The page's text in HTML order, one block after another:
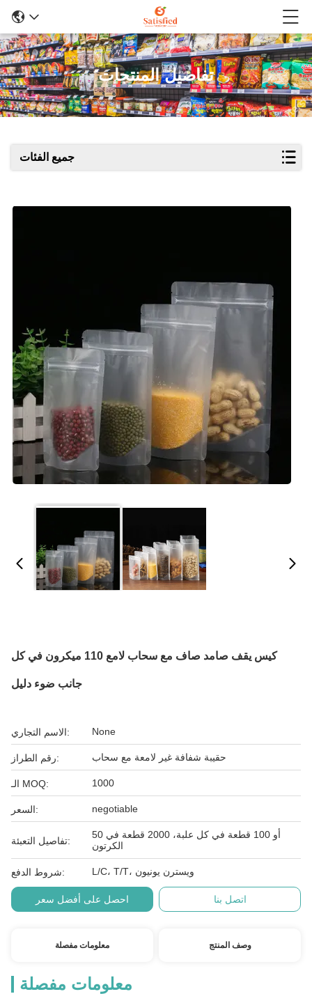
تفاصيل المنتجات
جميع الفئات
كيس يقف صامد صاف مع سحاب لامع 110 ميكرون في كل
جانب ضوء دليل
الاسم التجاري: None
رقم الطراز: حقيبة شفافة غير لامعة مع سحاب
الـ MOQ: 1000
السعر: negotiable
تفاصيل التعبئة:
50 أو 100 قطعة في كل علبة، 2000 قطعة في
الكرتون
شروط الدفع: L/C، T/T، ويسترن يونيون
احصل على أفضل سعر اتصل بنا
معلومات مفصلة وصف المنتج
معلومات مفصلة